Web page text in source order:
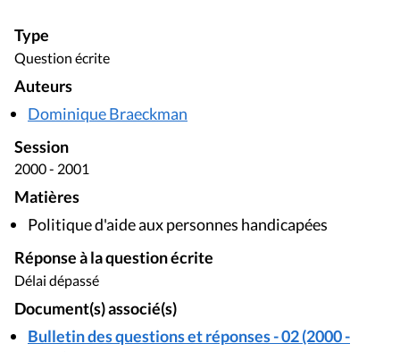
Type
Question écrite
Auteurs
Dominique Braeckman
Session
2000 - 2001
Matières
Politique d'aide aux personnes handicapées
Réponse à la question écrite
Délai dépassé
Document(s) associé(s)
Bulletin des questions et réponses - 02 (2000 -